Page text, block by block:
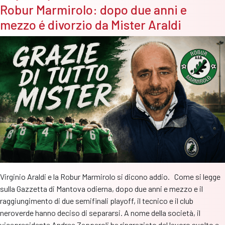
di
Mister
Galati
Robur Marmirolo: dopo due anni e
mezzo é divorzio da Mister Araldi
Virginio Araldi e la Robur Marmirolo si dicono addio. Come si legge
sulla Gazzetta di Mantova odierna, dopo due anni e mezzo e il
raggiungimento di due semifinali playoff, il tecnico e il club
neroverde hanno deciso di separarsi. A nome della società, il